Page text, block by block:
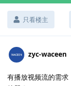
只看楼主
zyc-waceen
有播放视频流的需求